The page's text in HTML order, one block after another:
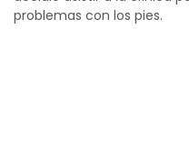
problemas con los pies.